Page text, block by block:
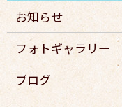
お知らせ
フォトギャラリー
ブログ